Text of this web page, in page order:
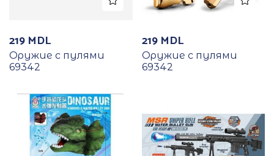
219 MDL
Оружие с пулями
69342
219 MDL
Оружие с пулями
69342